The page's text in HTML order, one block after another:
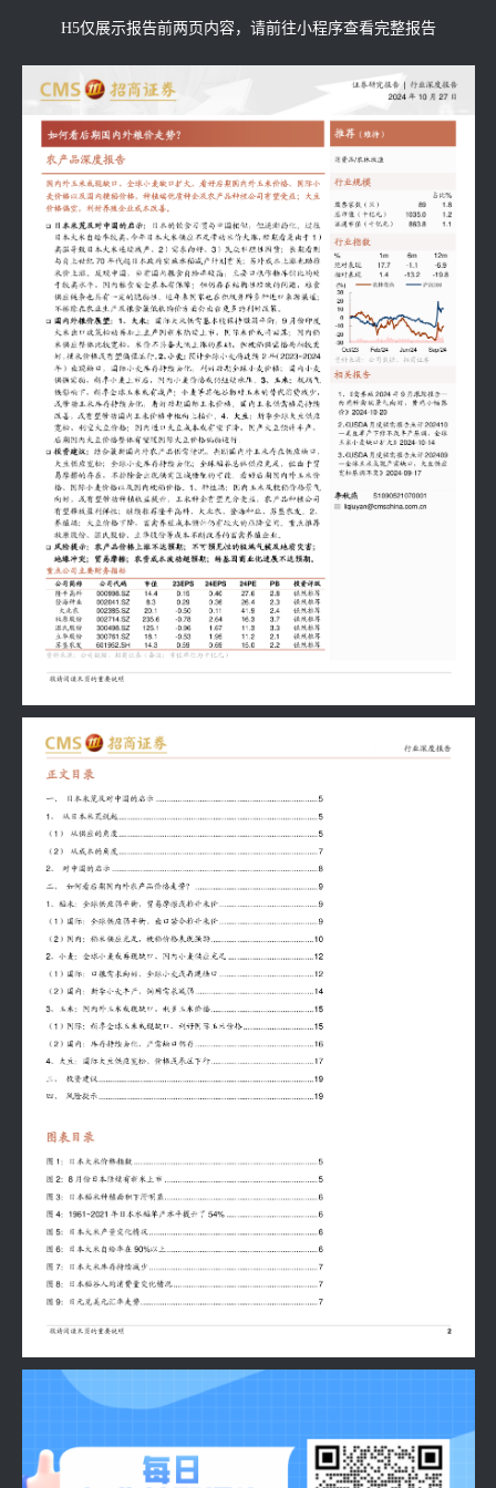
H5仅展示报告前两页内容，请前往小程序查看完整报告